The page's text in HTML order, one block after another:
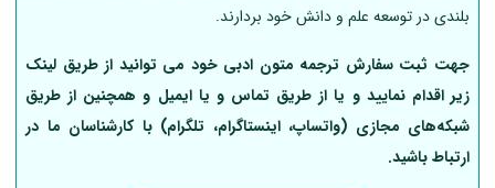
بلندی در توسعه علم و دانش خود بردارند.
جهت ثبت سفارش ترجمه متون ادبی خود می توانید از طریق لینک‌
زیر اقدام نمایید و یا از طریق تماس و یا ایمیل و همچنین از طریق
شبکه‌های مجازی (واتساپ، اینستاگرام، تلگرام) با کارشناسان ما در
ارتباط باشید.